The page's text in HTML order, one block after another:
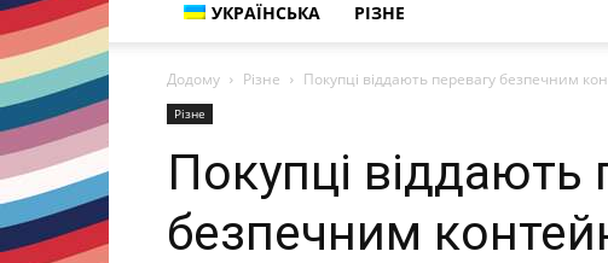
УКРАЇНСЬКА РІЗНЕ
Додому Різне Покупці віддають перевагу безпечним
Різне
Покупці віддають
безпечним